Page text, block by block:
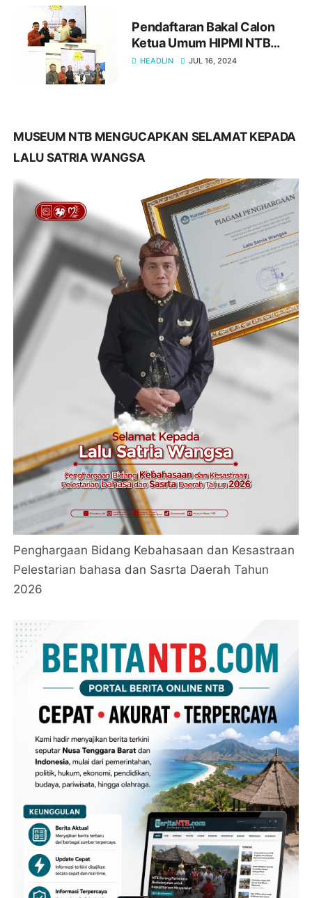
Pendaftaran Bakal Calon
Ketua Umum HIPMI NTB
ditutup, siapa kandidatnya?
HEADLIN JUL 16, 2024
MUSEUM NTB MENGUCAPKAN SELAMAT KEPADA
LALU SATRIA WANGSA
Penghargaan Bidang Kebahasaan dan Kesastraan
Pelestarian bahasa dan Sasrta Daerah Tahun
2026